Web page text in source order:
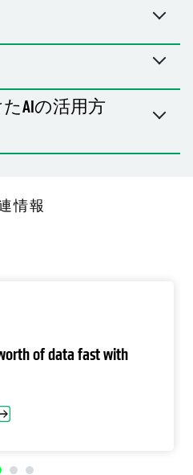
AIの活用方
情報
of data fast with